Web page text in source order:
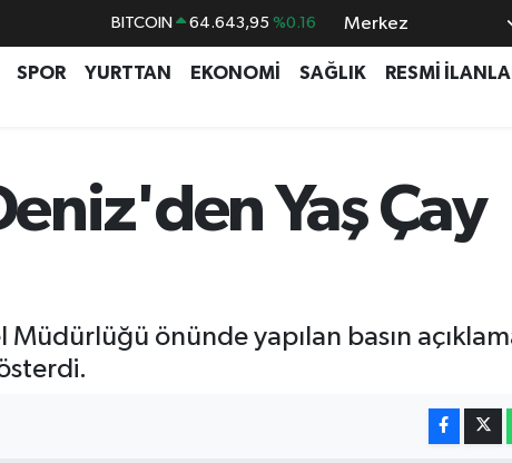
BITCOIN 64.643,95 %0.16
%0.06
GRAM ALTIN
BİST100 13.799 %70
Merkez
SPOR YURTTAN EKONOMİ SAĞLIK
RESMİ
Yaş Çay
Müdürlüğü önünde yapılan basın